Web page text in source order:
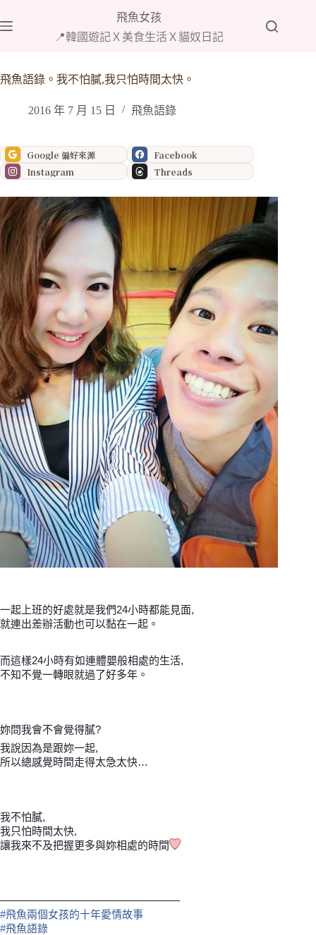
至
內
飛魚女孩
📍韓國遊記Ｘ美食生活Ｘ貓奴日記
飛魚語錄。我不怕膩,我只怕時間太快。
2016 年 7 月 15 日 飛魚語錄
Google 偏好來源
Facebook
Instagram
Threads
一起上班的好處就是我們24小時都能見面,
就連出差辦活動也可以黏在一起。
而這樣24小時有如連體嬰般相處的生活,
不知不覺一轉眼就過了好多年。
妳問我會不會覺得膩?
我說因為是跟妳一起,
所以總感覺時間走得太急太快…
我不怕膩,
我只怕時間太快,
讓我來不及把握更多與妳相處的時間
—————————————————
#飛魚兩個女孩的十年愛情故事
#飛魚語錄